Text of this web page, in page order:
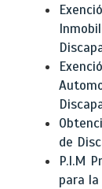
de
P.I.M
para